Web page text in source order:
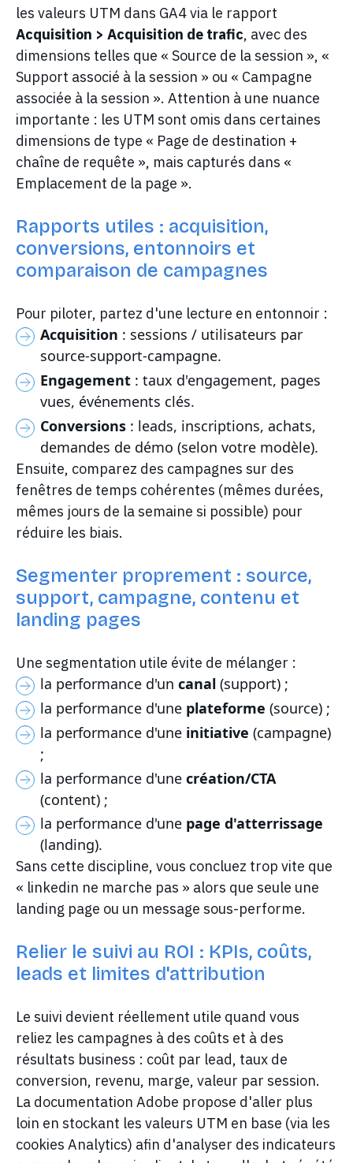
les valeurs UTM dans GA4 via le rapport
Acquisition > Acquisition de trafic, avec des
dimensions telles que « Source de la session », «
Support associé à la session » ou « Campagne
associée à la session ». Attention à une nuance
importante : les UTM sont omis dans certaines
dimensions de type « Page de destination +
chaîne de requête », mais capturés dans «
Emplacement de la page ».
Rapports utiles : acquisition,
conversions, entonnoirs et
comparaison de campagnes
Pour piloter, partez d'une lecture en entonnoir :
Acquisition : sessions / utilisateurs par
source-support-campagne.
Engagement : taux d'engagement, pages
vues, événements clés.
Conversions : leads, inscriptions, achats,
demandes de démo (selon votre modèle).
Ensuite, comparez des campagnes sur des
fenêtres de temps cohérentes (mêmes durées,
mêmes jours de la semaine si possible) pour
réduire les biais.
Segmenter proprement : source,
support, campagne, contenu et
landing pages
Une segmentation utile évite de mélanger :
la performance d'uncanal (support) ;
la performance d'une plateforme (source) ;
la performance d'une initiative (campagne)
;
la performance d'unecréation/CTA
(content) ;
la performance d'une page d'atterrissage
(landing).
Sans cette discipline, vous concluez trop vite que
« linkedin ne marche pas » alors que seule une
landing page ou un message sous-performe.
Relier le suivi au ROI : KPIs, coûts,
leads et limites d'attribution
Le suivi devient réellement utile quand vous
reliez les campagnes à des coûts et à des
résultats business : coût par lead, taux de
conversion, revenu, marge, valeur par session.
La documentation Adobe propose d'aller plus
loin en stockant les valeurs UTM en base (via les
cookies Analytics) afin d'analyser des indicateurs